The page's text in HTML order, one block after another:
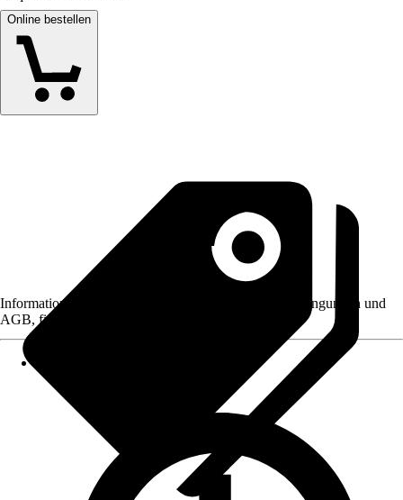
Online bestellen
Informationen des Verkäufers, wie z. B. Rückgabebedingungen und
AGB, finden Sie bei Klick auf den Verkäufernamen.